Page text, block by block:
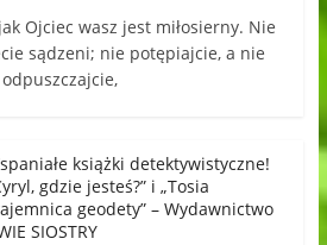
Ojciec wasz jest miłosierny. Nie
sądzeni; nie potępiajcie, a nie
książki detektywistyczne!
gdzie jesteś?” i „Tosia
geodety” – Wydawnictwo
SIOSTRY